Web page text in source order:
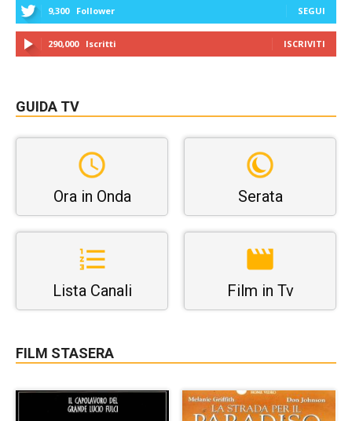
9,300 Follower SEGUI
290,000 Iscritti ISCRIVITI
GUIDA TV
Ora in Onda Serata
Lista Canali Film in Tv
FILM STASERA